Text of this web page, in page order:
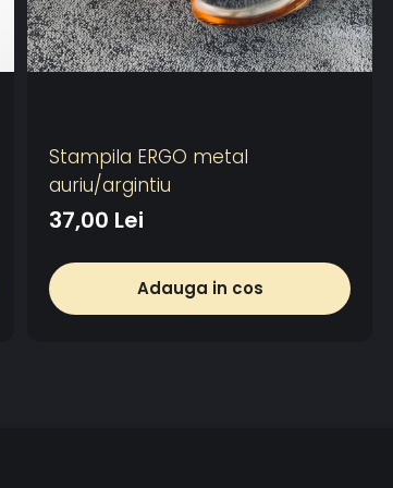
Stampila ERGO metal
auriu/argintiu
37,00 Lei
Adauga in cos